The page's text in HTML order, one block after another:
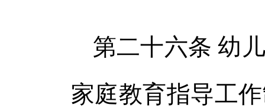
第二十六条 幼
家庭教育指导工